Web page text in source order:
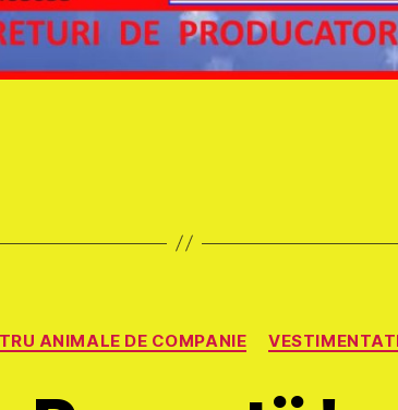
Categorii
ANIMALE DE COMPANIE